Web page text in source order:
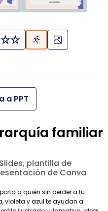
a PPT
familiar
plantilla de
de Canva
a quién sin perder a tu
violeta y azul te ayudan a